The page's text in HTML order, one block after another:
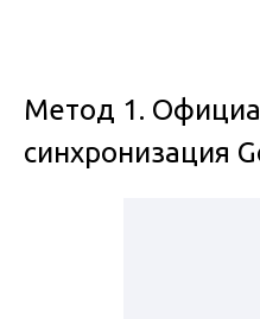
Метод 1.
синхронизация